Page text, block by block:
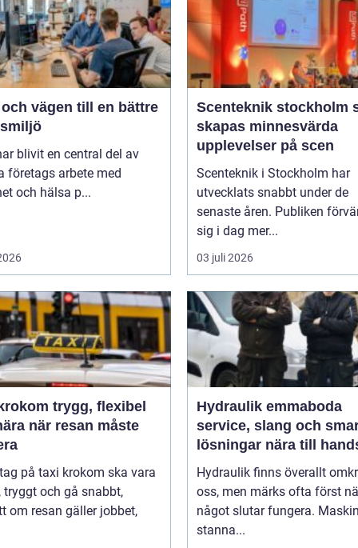
vägen till en bättre
blivit en central del av
företags arbete med
och hälsa p...
Scenteknik stockholm så
skapas minnesvärda
upplevelser på scen
Scenteknik i Stockholm har
utvecklats snabbt under de
senaste åren. Publiken
sig i dag mer...
03 juli 2026
trygg, flexibel
när resan måste
på taxi krokom ska vara
tryggt och gå snabbt,
om resan gäller jobbet,
Hydraulik emmaboda
service, slang och
lösningar nära till
Hydraulik finns överallt
oss, men märks ofta först
något slutar fungera.
stanna...